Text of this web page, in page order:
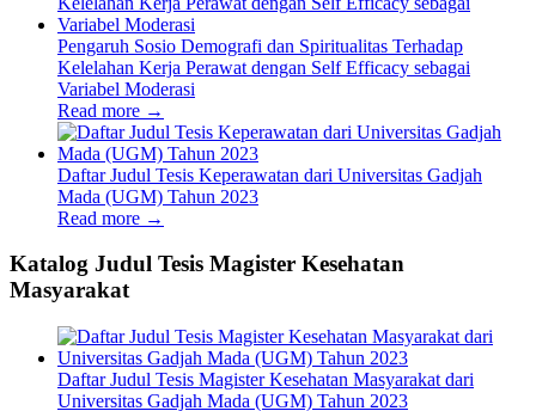
Pengaruh Sosio Demografi dan Spiritualitas Terhadap
Kelelahan Kerja Perawat dengan Self Efficacy sebagai
Variabel Moderasi
Read more →
Daftar Judul Tesis Keperawatan dari Universitas Gadjah
Mada (UGM) Tahun 2023
Read more →
Katalog Judul Tesis Magister Kesehatan
Masyarakat
Daftar Judul Tesis Magister Kesehatan Masyarakat dari
Universitas Gadjah Mada (UGM) Tahun 2023